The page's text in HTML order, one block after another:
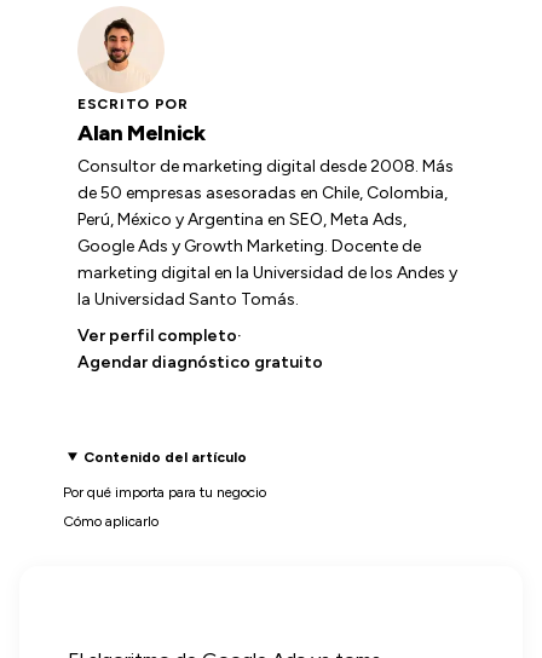
ESCRITO POR
Alan Melnick
Consultor de marketing digital desde 2008. Más
de 50 empresas asesoradas en Chile, Colombia,
Perú, México y Argentina en SEO, Meta Ads,
Google Ads y Growth Marketing. Docente de
marketing digital en la Universidad de los Andes y
la Universidad Santo Tomás.
Ver perfil completo·
Agendar diagnóstico gratuito
Contenido del artículo
Por qué importa para tu negocio
Cómo aplicarlo